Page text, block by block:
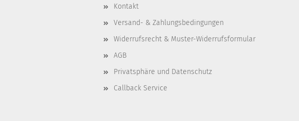
Kontakt
Versand- & Zahlungsbedingungen
Widerrufsrecht & Muster-Widerrufsformular
AGB
Privatsphäre und Datenschutz
Callback Service